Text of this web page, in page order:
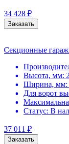
34 428 ₽
Заказать
Секционные
Высота, мм:
Ширина, мм:
Для ворот
Статус: В
37 011 ₽
Заказать